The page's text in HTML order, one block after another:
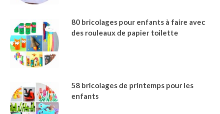
80 bricolages pour enfants à faire avec
des rouleaux de papier toilette
58 bricolages de printemps pour les
enfants